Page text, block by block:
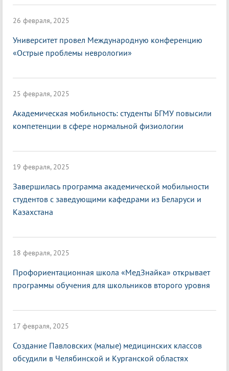
26 февраля, 2025
Университет провел Международную конференцию
«Острые проблемы неврологии»
25 февраля, 2025
Академическая мобильность: студенты БГМУ повысили
компетенции в сфере нормальной физиологии
19 февраля, 2025
Завершилась программа академической мобильности
студентов с заведующими кафедрами из Беларуси и
Казахстана
18 февраля, 2025
Профориентационная школа «МедЗнайка» открывает
программы обучения для школьников второго уровня
17 февраля, 2025
Создание Павловских (малые) медицинских классов
обсудили в Челябинской и Курганской областях